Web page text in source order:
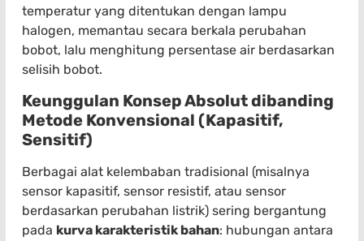
temperatur yang ditentukan dengan lampu
halogen, memantau secara berkala perubahan
bobot, lalu menghitung persentase air berdasarkan
selisih bobot.
Keunggulan Konsep Absolut dibanding
Metode Konvensional (Kapasitif,
Sensitif)
Berbagai alat kelembaban tradisional (misalnya
sensor kapasitif, sensor resistif, atau sensor
berdasarkan perubahan listrik) sering bergantung
pada kurva karakteristik bahan: hubungan antara